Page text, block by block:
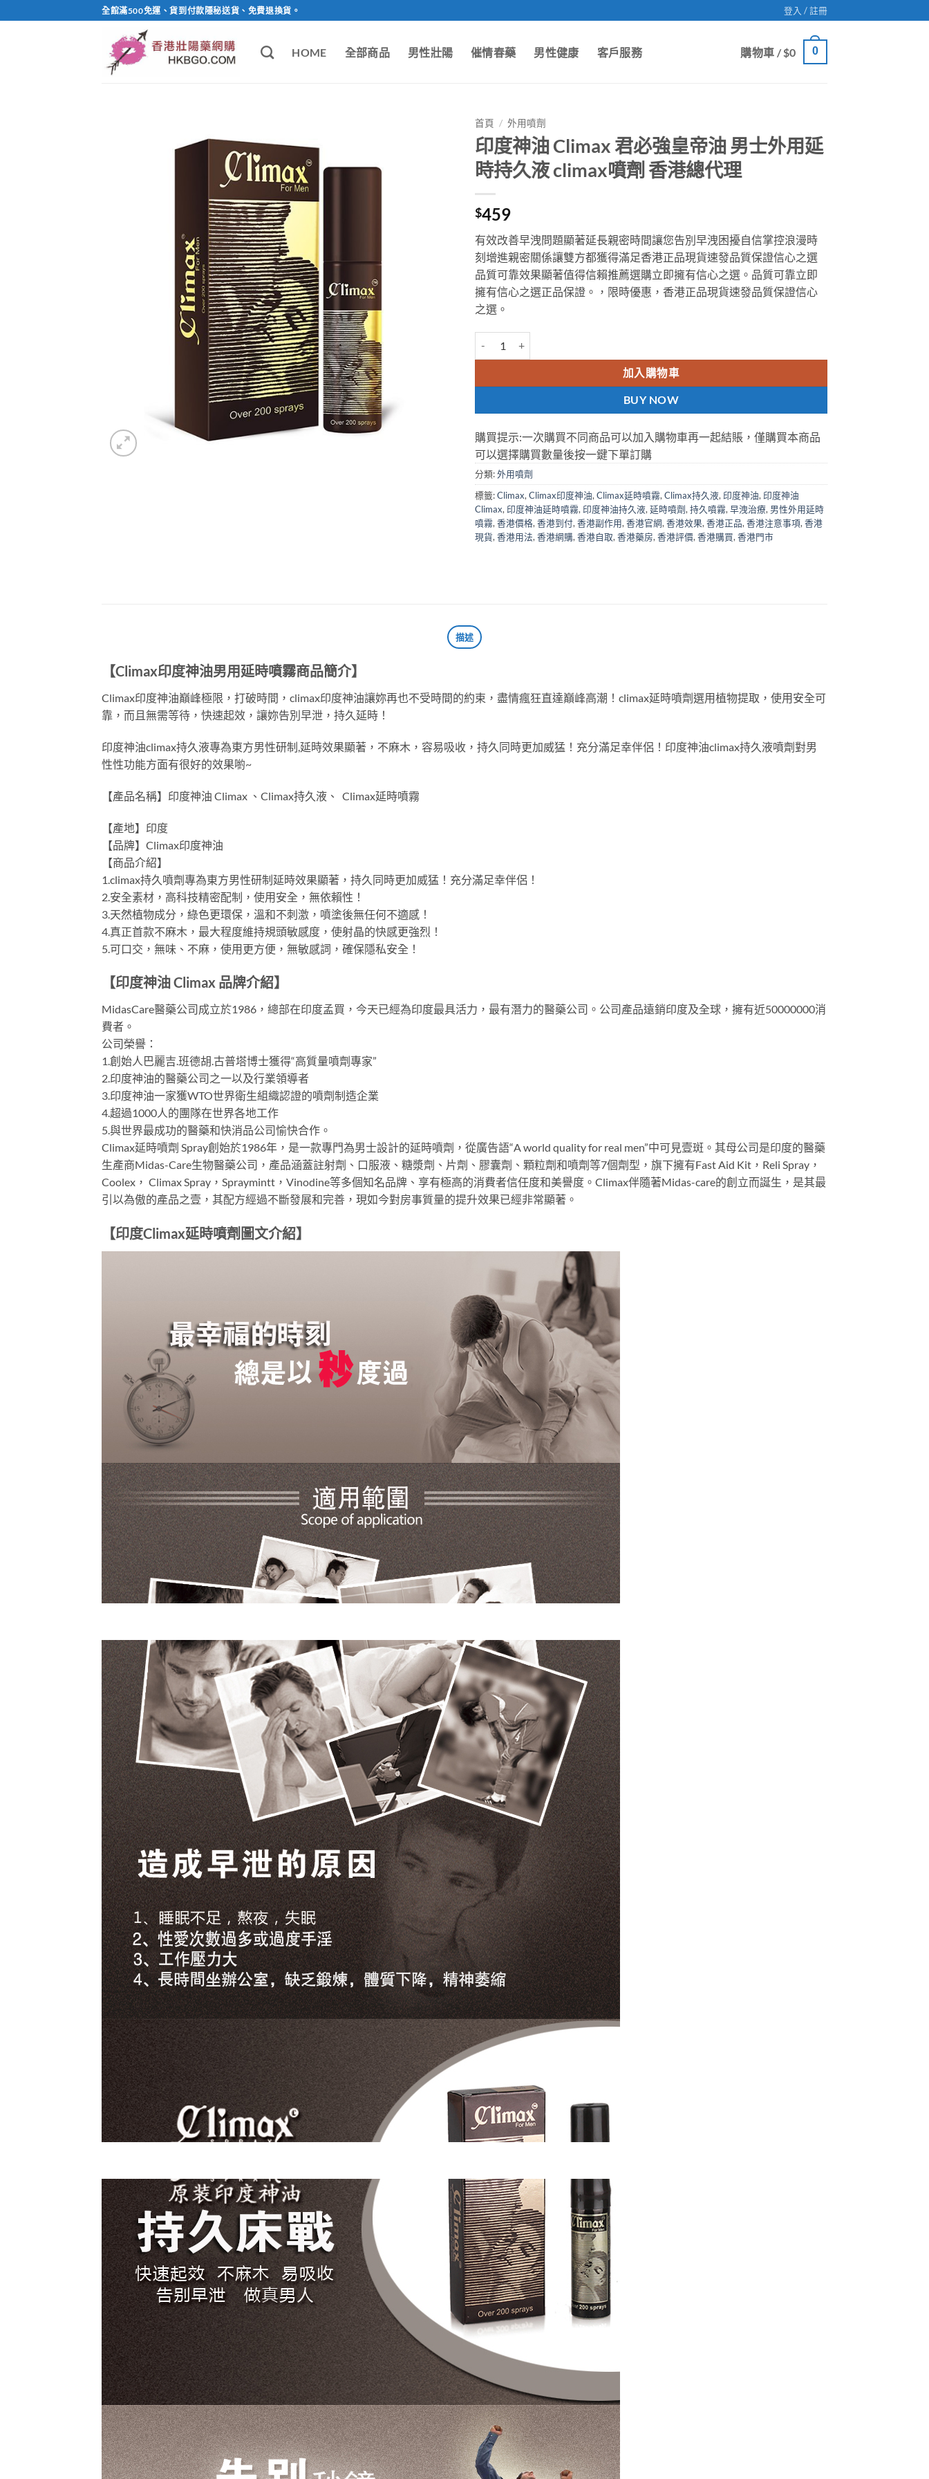
to
全館滿500免運、貨到付款隱秘送貨、免費退換貨。 登入 / 註冊
HOME 全部商品 男性壯陽 催情春藥 男性健康 客戶服務 購物車 /$0 0
首頁 / 外用噴劑
印度神油 Climax 君必強皇帝油 男士外用延
時持久液 climax噴劑 香港總代理
$459
有效改善早洩問題顯著延長親密時間讓您告別早洩困擾自信掌控浪漫時
刻增進親密關係讓雙方都獲得滿足香港正品現貨速發品質保證信心之選
品質可靠效果顯著值得信賴推薦選購立即擁有信心之選。品質可靠立即
擁有信心之選正品保證。，限時優惠，香港正品現貨速發品質保證信心
之選。
加入購物車
BUY NOW
購買提示:一次購買不同商品可以加入購物車再一起結賬，僅購買本商品
可以選擇購買數量後按一鍵下單訂購
分類:外用噴劑
標籤:Climax, Climax印度神油, Climax延時噴霧, Climax持久液, 印度神油, 印度神油
Climax, 印度神油延時噴霧, 印度神油持久液, 延時噴劑, 持久噴霧, 早洩治療, 男性外用延時
噴霧, 香港價格, 香港到付, 香港副作用, 香港官網, 香港效果, 香港正品, 香港注意事項, 香港
現貨, 香港用法, 香港網購, 香港自取, 香港藥房, 香港評價, 香港購買, 香港門市
描述
【Climax印度神油男用延時噴霧商品簡介】
Climax印度神油巔峰極限，打破時間，climax印度神油讓妳再也不受時間的約束，盡情瘋狂直達巔峰高潮！climax延時噴劑選用植物提取，使用安全可
靠，而且無需等待，快速起效，讓妳告別早泄，持久延時！
印度神油climax持久液專為東方男性研制,延時效果顯著，不麻木，容易吸收，持久同時更加威猛！充分滿足幸伴侶！印度神油climax持久液噴劑對男
性性功能方面有很好的效果喲~
【產品名稱】印度神油 Climax 、Climax持久液、 Climax延時噴霧
【產地】印度
【品牌】Climax印度神油
【商品介紹】
1.climax持久噴劑專為東方男性研制延時效果顯著，持久同時更加威猛！充分滿足幸伴侶！
2.安全素材，高科技精密配制，使用安全，無依賴性！
3.天然植物成分，綠色更環保，溫和不刺激，噴塗後無任何不適感！
4.真正首款不麻木，最大程度維持規頭敏感度，使射晶的快感更強烈！
5.可口交，無味、不麻，使用更方便，無敏感詞，確保隱私安全！
【印度神油 Climax 品牌介紹】
MidasCare醫藥公司成立於1986，總部在印度孟買，今天已經為印度最具活力，最有潛力的醫藥公司。公司產品遠銷印度及全球，擁有近50000000消
費者。
公司榮譽：
1.創始人巴麗吉.班德胡.古普塔博士獲得“高質量噴劑專家”
2.印度神油的醫藥公司之一以及行業領導者
3.印度神油一家獲WTO世界衛生組織認證的噴劑制造企業
4.超過1000人的團隊在世界各地工作
5.與世界最成功的醫藥和快消品公司愉快合作。
Climax延時噴劑 Spray創始於1986年，是一款專門為男士設計的延時噴劑，從廣告語“A world quality for real men”中可見壹斑。其母公司是印度的醫藥
生產商Midas-Care生物醫藥公司，產品涵蓋註射劑、口服液、糖漿劑、片劑、膠囊劑、顆粒劑和噴劑等7個劑型，旗下擁有Fast Aid Kit，Reli Spray，
Coolex， Climax Spray，Spraymintt，Vinodine等多個知名品牌、享有極高的消費者信任度和美譽度。Climax伴隨著Midas-care的創立而誕生，是其最
引以為傲的產品之壹，其配方經過不斷發展和完善，現如今對房事質量的提升效果已經非常顯著。
【印度Climax延時噴劑圖文介紹】